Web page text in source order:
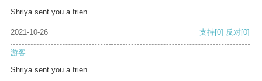
Shriya sent you a frien
2021-10-26 支持[0] 反对[0]
游客
Shriya sent you a frien